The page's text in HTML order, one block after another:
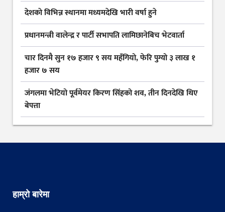
देशकाे विभिन्न स्थानमा मध्यमदेखि भारी वर्षा हुने
प्रधानमन्त्री वालेन्द्र र पार्टी सभापति लामिछानेबिच भेटवार्ता
चार दिनमै सुन १७ हजार ९ सय महँगियो, फेरि पुग्यो ३ लाख १
हजार ७ सय
जंगलमा भेटियो पूर्वमेयर किरण सिंहको शव, तीन दिनदेखि थिए
बेपत्ता
हाम्रो बारेमा